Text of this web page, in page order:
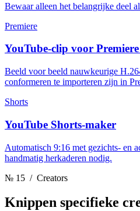
Bewaar alleen het belangrijke deel
Premiere
YouTube-clip voor
Beeld voor beeld nauwkeurige
conformeren te importeren zijn in
Shorts
YouTube Shorts-maker
Automatisch 9:16 met gezichts- en
handmatig herkaderen nodig.
№ 15 / Creators
Knippen specifieke